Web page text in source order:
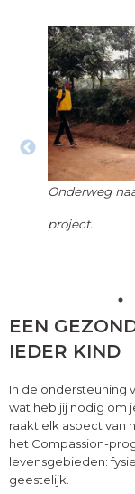
Onderweg
project.
EEN
IEDER KIND
In de ondersteuning
wat heb jij nodig om
raakt elk aspect van
het Compassion-
levensgebieden:
geestelijk.